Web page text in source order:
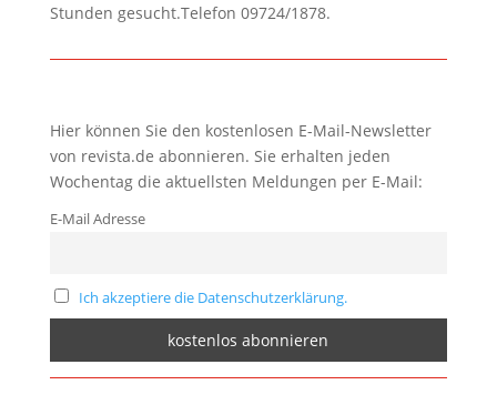
Stunden gesucht.Telefon 09724/1878.
Hier können Sie den kostenlosen E-Mail-Newsletter
von revista.de abonnieren. Sie erhalten jeden
Wochentag die aktuellsten Meldungen per E-Mail:
E-Mail Adresse
Ich akzeptiere die Datenschutzerklärung.